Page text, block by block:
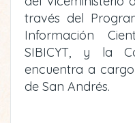
través del
Información
SIBICYT, y la
encuentra a
de San Andrés.